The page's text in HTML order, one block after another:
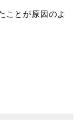
ことが原因のよ